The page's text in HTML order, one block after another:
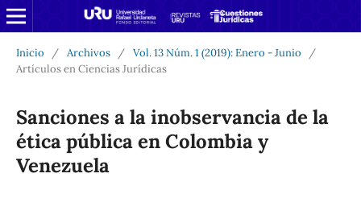
Inicio / Archivos / Vol. 13 Núm. 1 (2019): Enero - Junio
/
Artículos en Ciencias Jurídicas
Sanciones a la inobservancia de la
ética pública en Colombia y
Venezuela